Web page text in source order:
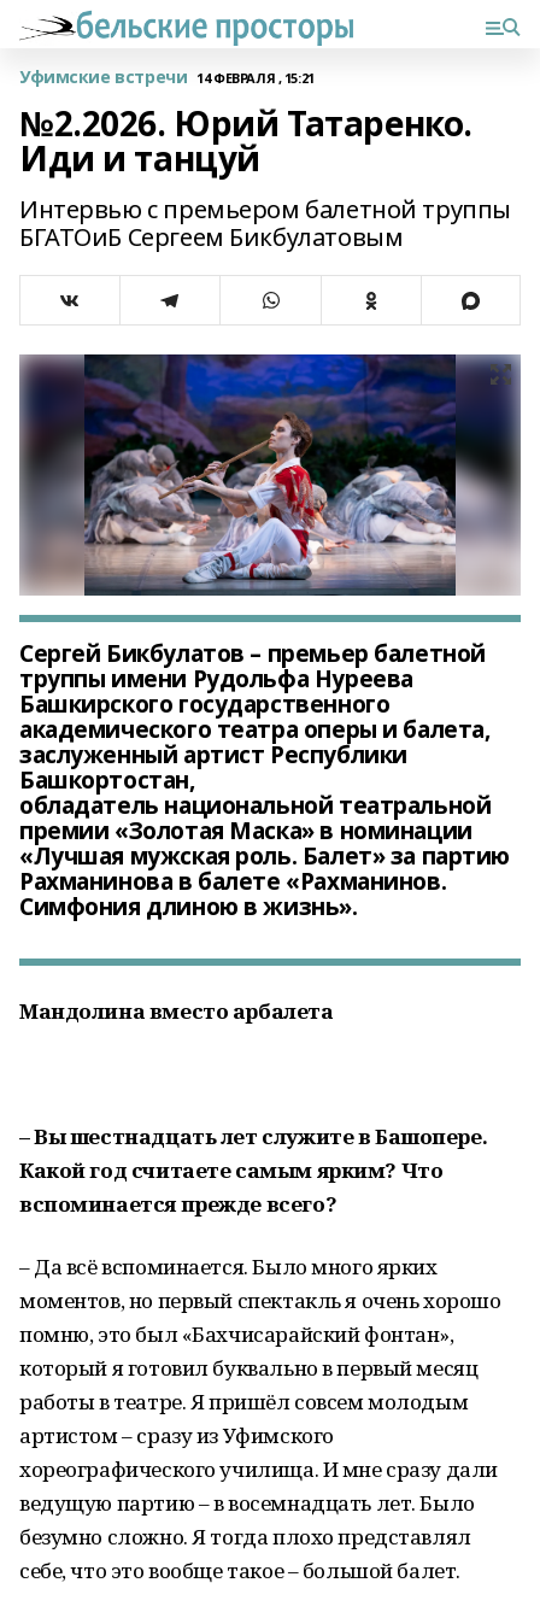
Уфимские встречи 14 ФЕВРАЛЯ , 15:21
№2.2026. Юрий Татаренко.
Иди и танцуй
Интервью с премьером балетной труппы
БГАТОиБ Сергеем Бикбулатовым
Сергей Бикбулатов – премьер балетной
труппы имени Рудольфа Нуреева
Башкирского государственного
академического театра оперы и балета,
заслуженный артист Республики
Башкортостан,
обладатель национальной театральной
премии «Золотая Маска» в номинации
«Лучшая мужская роль. Балет» за партию
Рахманинова в балете «Рахманинов.
Симфония длиною в жизнь».
Мандолина вместо арбалета
– Вы шестнадцать лет служите в Башопере.
Какой год считаете самым ярким? Что
вспоминается прежде всего?
– Да всё вспоминается. Было много ярких
моментов, но первый спектакль я очень хорошо
помню, это был «Бахчисарайский фонтан»,
который я готовил буквально в первый месяц
работы в театре. Я пришёл совсем молодым
артистом – сразу из Уфимского
хореографического училища. И мне сразу дали
ведущую партию – в восемнадцать лет. Было
безумно сложно. Я тогда плохо представлял
себе, что это вообще такое – большой балет.